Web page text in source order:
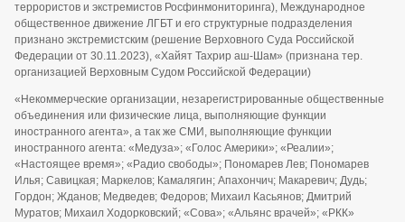
террористов и экстремистов Росфинмониторинга), Международное
общественное движение ЛГБТ и его структурные подразделения
признано экстремистским (решение Верховного Суда Российской
Федерации от 30.11.2023), «Хайят Тахрир аш-Шам» (признана тер.
организацией Верховным Судом Российской Федерации)
«Некоммерческие организации, незарегистрированные общественные
объединения или физические лица, выполняющие функции
иностранного агента», а так же СМИ, выполняющие функции
иностранного агента: «Медуза»; «Голос Америки»; «Реалии»;
«Настоящее время»; «Радио свободы»; Пономарев Лев; Пономарев
Илья; Савицкая; Маркелов; Камалягин; Апахончич; Макаревич; Дудь;
Гордон; Жданов; Медведев; Федоров; Михаил Касьянов; Дмитрий
Муратов; Михаил Ходорковский; «Сова»; «Альянс врачей»; «РКК»